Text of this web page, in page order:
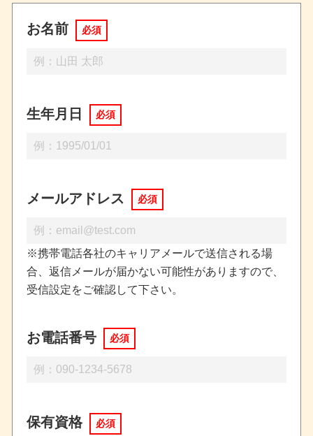
お名前 必須
生年月日 必須
メールアドレス 必須
※携帯電話各社のキャリアメールで送信される場
合、返信メールが届かない可能性がありますので、
受信設定をご確認して下さい。
お電話番号 必須
保有資格 必須